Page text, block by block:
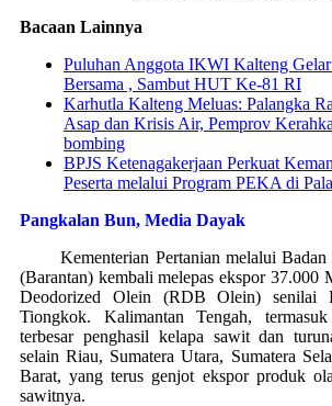
Bacaan Lainnya
Puluhan Anggota IKWI Kalteng Gelar
Bersama , Sambut HUT Ke-81 RI
Karhutla Kalteng Meluas: Palangka
Asap dan Krisis Air, Pemprov
bombing
BPJS Ketenagakerjaan Perkuat
Peserta melalui Program PEKA di
Pangkalan Bun, Media Dayak
Kementerian Pertanian melalui Badan
(Barantan) kembali melepas ekspor 37.000
Deodorized Olein (RDB Olein)
Tiongkok. Kalimantan Tengah,
terbesar penghasil kelapa sawit dan
selain Riau, Sumatera Utara, Sumatera
Barat, yang terus genjot ekspor produk
sawitnya.